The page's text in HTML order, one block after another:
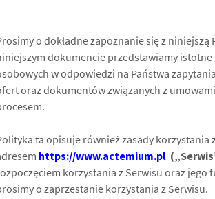
o dokładne zapoznanie się z niniejszą
dokumencie przedstawiamy
w odpowiedzi na Państwa
oraz dokumentów związanych z
ta opisuje również zasady
https://www.actemium.pl
korzystania z Serwisu oraz jego
o zaprzestanie korzystania z Serwisu.